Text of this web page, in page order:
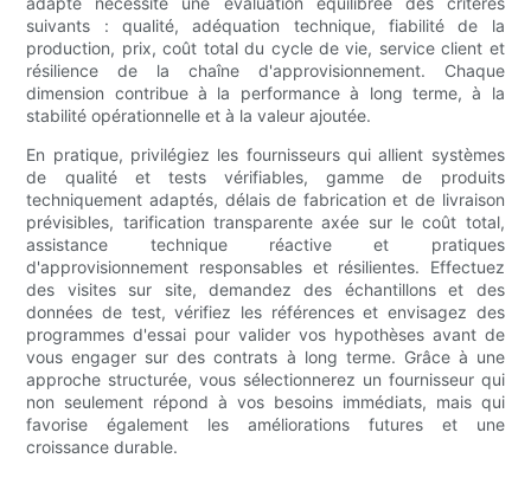
suivants : qualité, adéquation technique, fiabilité de la
production, prix, coût total du cycle de vie, service client et
résilience de la chaîne d'approvisionnement. Chaque
dimension contribue à la performance à long terme, à la
stabilité opérationnelle et à la valeur ajoutée.
En pratique, privilégiez les fournisseurs qui allient systèmes
de qualité et tests vérifiables, gamme de produits
techniquement adaptés, délais de fabrication et de livraison
prévisibles, tarification transparente axée sur le coût total,
assistance technique réactive et pratiques
d'approvisionnement responsables et résilientes. Effectuez
des visites sur site, demandez des échantillons et des
données de test, vérifiez les références et envisagez des
programmes d'essai pour valider vos hypothèses avant de
vous engager sur des contrats à long terme. Grâce à une
approche structurée, vous sélectionnerez un fournisseur qui
non seulement répond à vos besoins immédiats, mais qui
favorise également les améliorations futures et une
croissance durable.